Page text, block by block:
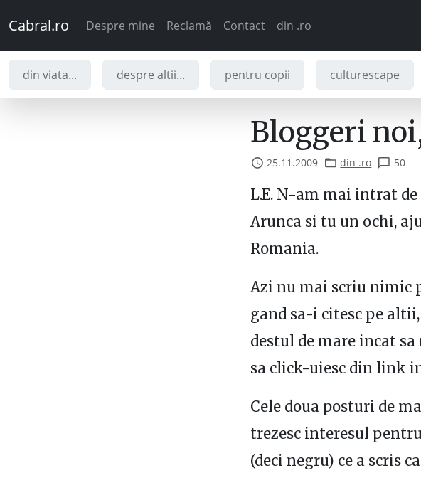
Cabral.ro Despre mine Reclamă Contact din .ro
din viata... despre altii... pentru copii culturescape
Bloggeri
25.11.2009 din .ro 50
L.E. N-am mai intrat de
Arunca si tu un ochi,
Romania.
Azi nu mai scriu nimic
gand sa-i citesc pe
destul de mare incat
sa click-uiesc din link
Cele doua posturi de
trezesc interesul
(deci negru) ce a scris